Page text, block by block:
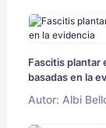
Fascitis plantar
basadas en la
Autor: Albi